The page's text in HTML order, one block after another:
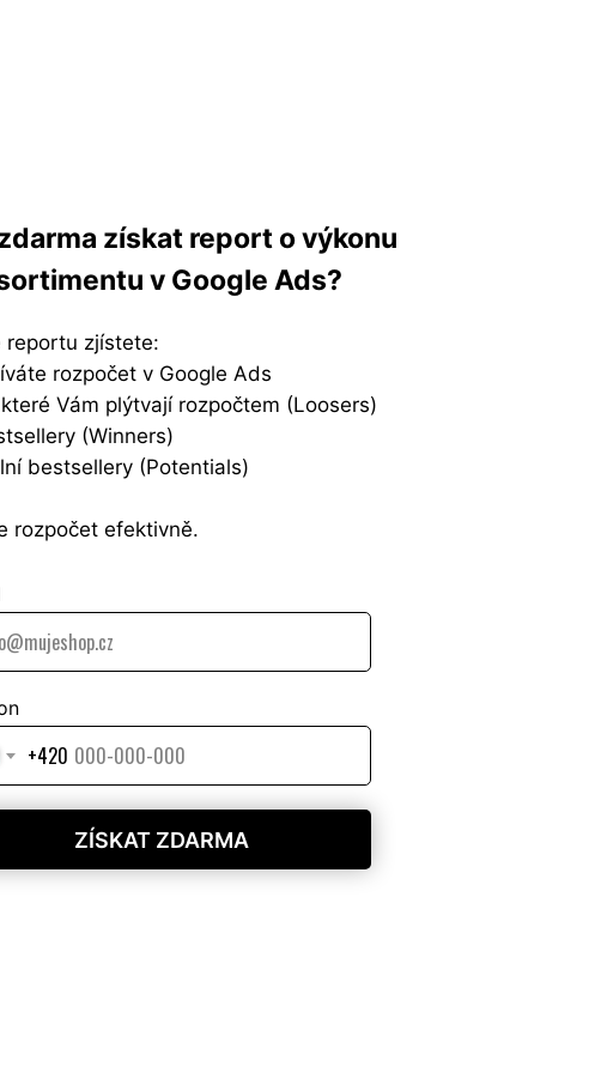
reportu zjístete:
rozpočet v Google Ads
Vám plýtvají rozpočtem (Loosers)
(Winners)
bestsellery (Potentials)
rozpočet efektivně.
získat report o výkonu
v Google Ads?
+420
ZÍSKAT ZDARMA